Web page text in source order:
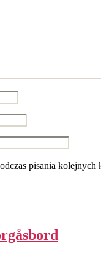
pisania kolejnych